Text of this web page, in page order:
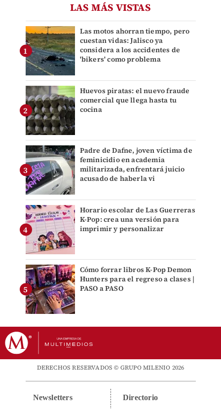
LAS MÁS VISTAS
Las motos ahorran tiempo, pero
cuestan vidas: Jalisco ya
considera a los accidentes de
'bikers' como problema
Huevos piratas: el nuevo fraude
comercial que llega hasta tu
cocina
Padre de Dafne, joven víctima de
feminicidio en academia
militarizada, enfrentará juicio
acusado de haberla vi
Horario escolar de Las Guerreras
K-Pop: crea una versión para
imprimir y personalizar
Cómo forrar libros K-Pop Demon
Hunters para el regreso a clases |
PASO a PASO
DERECHOS RESERVADOS © GRUPO MILENIO 2026
Newsletters Directorio